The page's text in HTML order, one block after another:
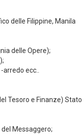
delle Filippine, Manila
delle Opere);
ecc..
Tesoro e Finanze) Stato
Messaggero;